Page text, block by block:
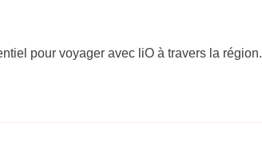
pour voyager avec liO à travers la région.